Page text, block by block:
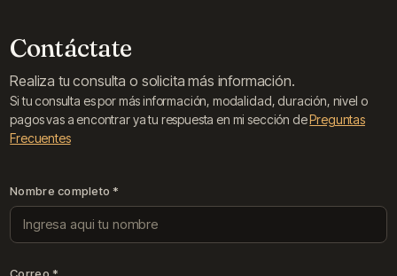
Precio
Contacto
Preguntas Frecuentes
Contáctate
Realiza tu consulta o solicita más información.
Si tu consulta es por más información, modalidad, duración, nivel o
pagos vas a encontrar ya tu respuesta en mi sección dePreguntas
Frecuentes
Nombre completo *